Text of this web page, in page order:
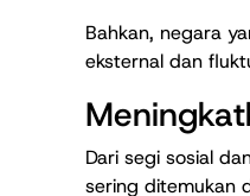
Bahkan, negara
eksternal dan
Dari segi sosial
sering ditemukan